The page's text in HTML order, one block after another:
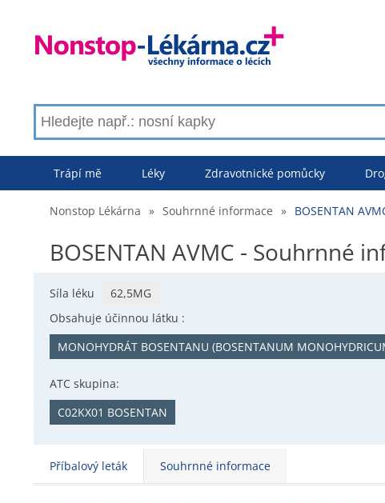
Trápí mě Léky Zdravotnické pomůcky
Nonstop Lékárna » Souhrnné informace » BOSENTAN
BOSENTAN AVMC - Souhrnné
Síla léku
62,5MG
Obsahuje účinnou látku :
MONOHYDRÁT BOSENTANU (BOSENTANUM
ATC skupina:
C02KX01 BOSENTAN
Příbalový leták Souhrnné informace